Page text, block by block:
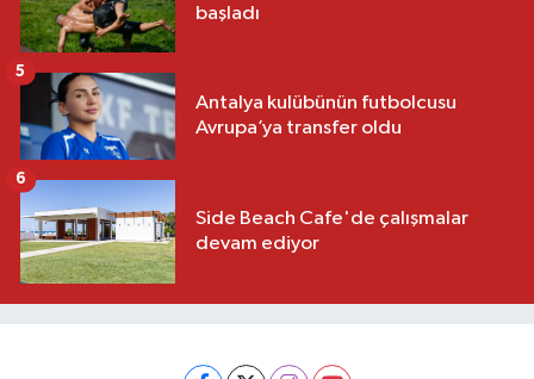
başladı
Antalya kulübünün futbolcusu
Avrupa’ya transfer oldu
5
Side Beach Cafe'de çalışmalar
devam ediyor
6